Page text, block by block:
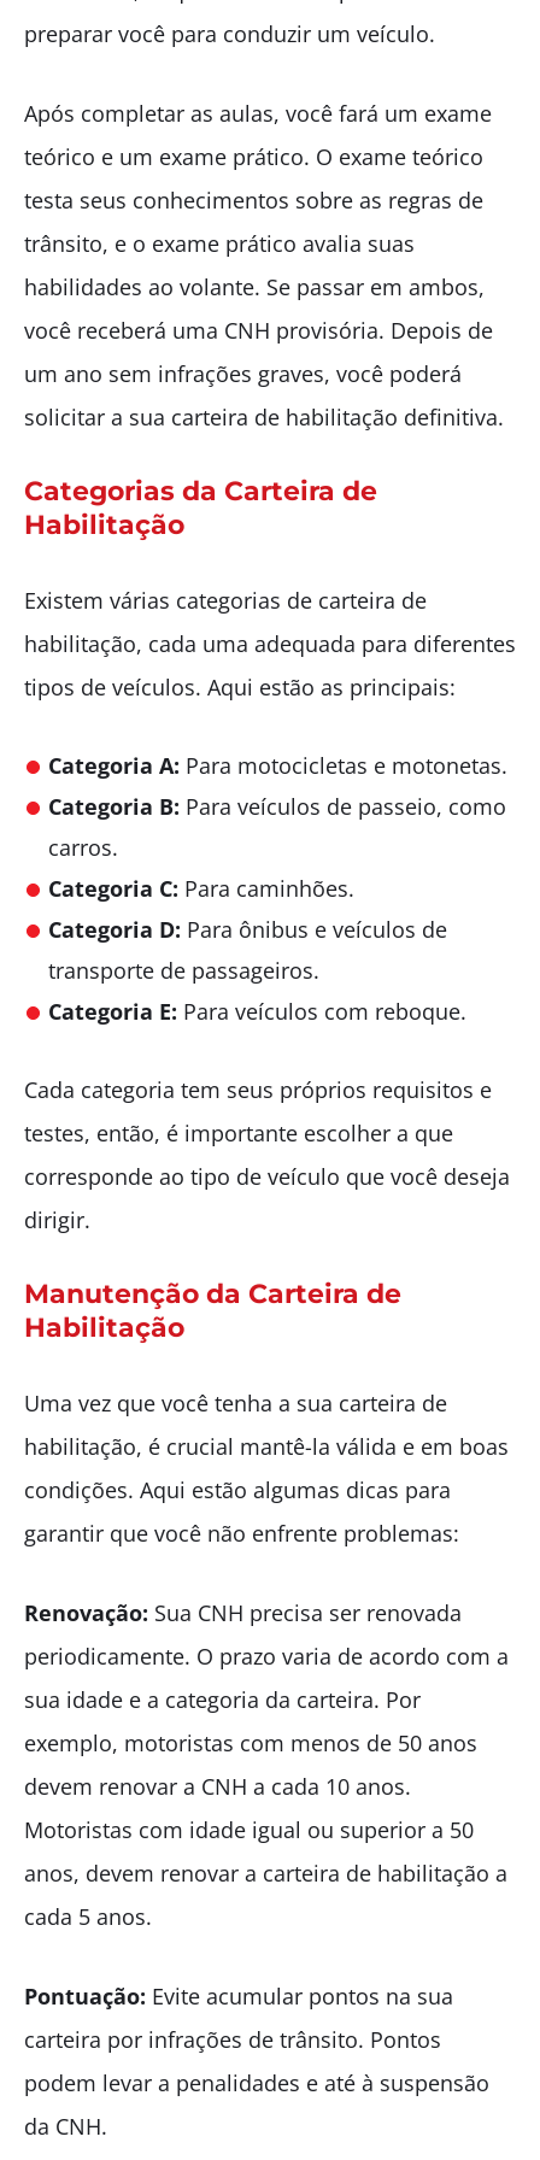
preparar você para conduzir um veículo.
Após completar as aulas, você fará um exame
teórico e um exame prático. O exame teórico
testa seus conhecimentos sobre as regras de
trânsito, e o exame prático avalia suas
habilidades ao volante. Se passar em ambos,
você receberá uma CNH provisória. Depois de
um ano sem infrações graves, você poderá
solicitar a sua carteira de habilitação definitiva.
Categorias da Carteira de
Habilitação
Existem várias categorias de carteira de
habilitação, cada uma adequada para diferentes
tipos de veículos. Aqui estão as principais:
Categoria A: Para motocicletas e motonetas.
Categoria B: Para veículos de passeio, como
carros.
Categoria C: Para caminhões.
Categoria D: Para ônibus e veículos de
transporte de passageiros.
Categoria E: Para veículos com reboque.
Cada categoria tem seus próprios requisitos e
testes, então, é importante escolher a que
corresponde ao tipo de veículo que você deseja
dirigir.
Manutenção da Carteira de
Habilitação
Uma vez que você tenha a sua carteira de
habilitação, é crucial mantê-la válida e em boas
condições. Aqui estão algumas dicas para
garantir que você não enfrente problemas:
Renovação: Sua CNH precisa ser renovada
periodicamente. O prazo varia de acordo com a
sua idade e a categoria da carteira. Por
exemplo, motoristas com menos de 50 anos
devem renovar a CNH a cada 10 anos.
Motoristas com idade igual ou superior a 50
anos, devem renovar a carteira de habilitação a
cada 5 anos.
Pontuação: Evite acumular pontos na sua
carteira por infrações de trânsito. Pontos
podem levar a penalidades e até à suspensão
da CNH.